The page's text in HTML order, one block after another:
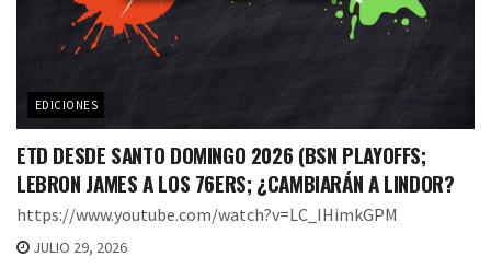
EDICIONES
ETD DESDE SANTO DOMINGO 2026 (BSN PLAYOFFS;
LEBRON JAMES A LOS 76ERS; ¿CAMBIARÁN A LINDOR?
https://www.youtube.com/watch?v=LC_IHimkGPM
JULIO 29, 2026